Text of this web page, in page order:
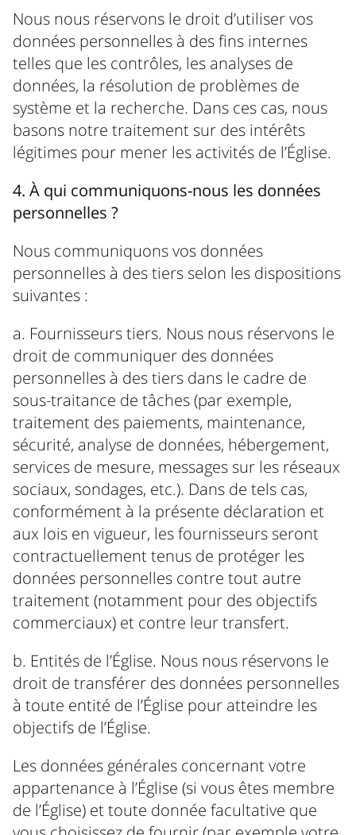
Nous nous réservons le droit d’utiliser vos
données personnelles à des fins internes
telles que les contrôles, les analyses de
données, la résolution de problèmes de
système et la recherche. Dans ces cas, nous
basons notre traitement sur des intérêts
légitimes pour mener les activités de l’Église.
4. À qui communiquons-nous les données
personnelles ?
Nous communiquons vos données
personnelles à des tiers selon les dispositions
suivantes :
a. Fournisseurs tiers. Nous nous réservons le
droit de communiquer des données
personnelles à des tiers dans le cadre de
sous-traitance de tâches (par exemple,
traitement des paiements, maintenance,
sécurité, analyse de données, hébergement,
services de mesure, messages sur les réseaux
sociaux, sondages, etc.). Dans de tels cas,
conformément à la présente déclaration et
aux lois en vigueur, les fournisseurs seront
contractuellement tenus de protéger les
données personnelles contre tout autre
traitement (notamment pour des objectifs
commerciaux) et contre leur transfert.
b. Entités de l’Église. Nous nous réservons le
droit de transférer des données personnelles
à toute entité de l’Église pour atteindre les
objectifs de l’Église.
Les données générales concernant votre
appartenance à l’Église (si vous êtes membre
de l’Église) et toute donnée facultative que